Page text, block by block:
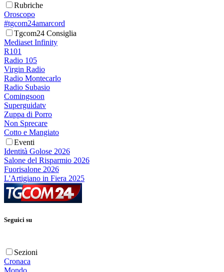
Rubriche
Oroscopo
#tgcom24amarcord
Tgcom24 Consiglia
Mediaset Infinity
R101
Radio 105
Virgin Radio
Radio Montecarlo
Radio Subasio
Comingsoon
Superguidatv
Zuppa di Porro
Non Sprecare
Cotto e Mangiato
Eventi
Identità Golose 2026
Salone del Risparmio 2026
Fuorisalone 2026
L'Artigiano in Fiera 2025
Seguici su
Sezioni
Cronaca
Mondo